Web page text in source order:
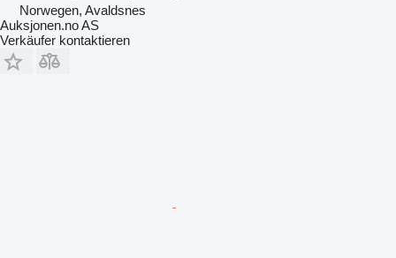
Norwegen, Avaldsnes
Auksjonen.no AS
Verkäufer kontaktieren